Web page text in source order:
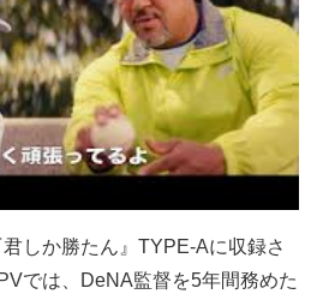
しか勝たん』TYPE-Aに収録さ
では、DeNA監督を5年間務めた